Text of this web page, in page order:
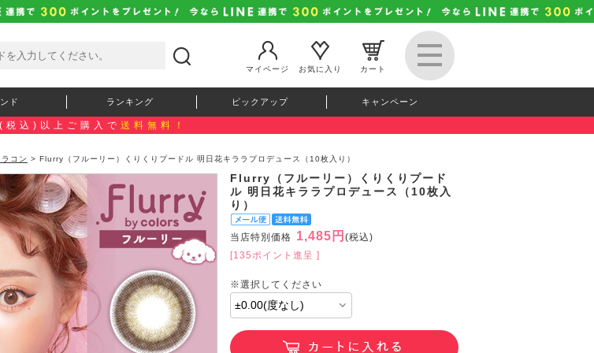
マイページ
お気に入り カート
ド ランキング ピックアップ キャンペーン
込)以上ご購入で 送料無料！
ラコン > Flurry（フルーリー）くりくりプードル 明日花キララプロデュース（10枚入り）
Flurry（フルーリー）くりくりプード
ル 明日花キララプロデュース（10枚入
り）
当店特別価格 1,485円 (税込)
[135ポイント進呈 ]